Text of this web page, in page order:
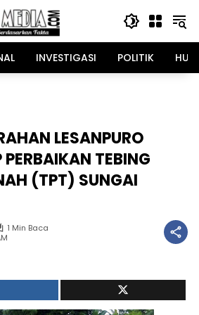
INVESTIGASI POLITIK
LESANPURO
PERBAIKAN TEBING
(TPT) SUNGAI
1 Min Baca